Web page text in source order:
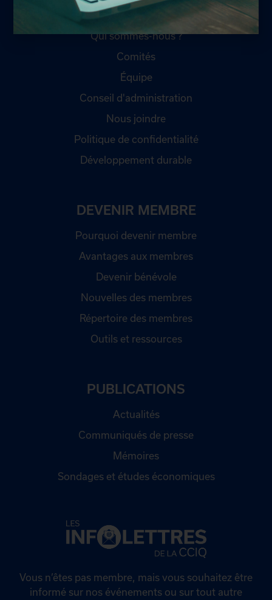
Appel d'offres
Qui sommes-nous ?
Comités
Équipe
Conseil d'administration
Nous joindre
Politique de confidentialité
Développement durable
DEVENIR MEMBRE
Pourquoi devenir membre
Avantages aux membres
Devenir bénévole
Nouvelles des membres
Répertoire des membres
Outils et ressources
PUBLICATIONS
Actualités
Communiqués de presse
Mémoires
Sondages et études économiques
Vous n’êtes pas membre, mais vous souhaitez être
informé sur nos événements ou sur tout autre